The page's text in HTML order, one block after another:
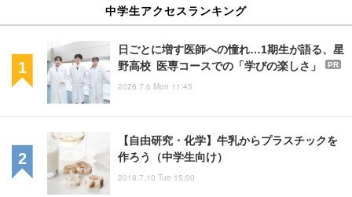
中学生アクセスランキング
日ごとに増す医師への憧れ…1期生が語る、星
野高校 医専コースでの「学びの楽しさ」
PR
2026.7.6 Mon 11:45
【自由研究・化学】牛乳からプラスチックを
作ろう（中学生向け）
2018.7.10 Tue 15:00